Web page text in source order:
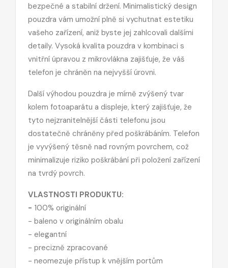
bezpečné a stabilní držení. Minimalistický design
pouzdra vám umožní plně si vychutnat estetiku
vašeho zařízení, aniž byste jej zahlcovali dalšími
detaily. Vysoká kvalita pouzdra v kombinaci s
vnitřní úpravou z mikrovlákna zajišťuje, že váš
telefon je chráněn na nejvyšší úrovni.
Další výhodou pouzdra je mírně zvýšený tvar
kolem fotoaparátu a displeje, který zajišťuje, že
tyto nejzranitelnější části telefonu jsou
dostatečně chráněny před poškrábáním. Telefon
je vyvýšený těsně nad rovným povrchem, což
minimalizuje riziko poškrábání při položení zařízení
na tvrdý povrch.
VLASTNOSTI PRODUKTU:
- 100% originální
- baleno v originálním obalu
- elegantní
- precizně zpracované
- neomezuje přístup k vnějším portům